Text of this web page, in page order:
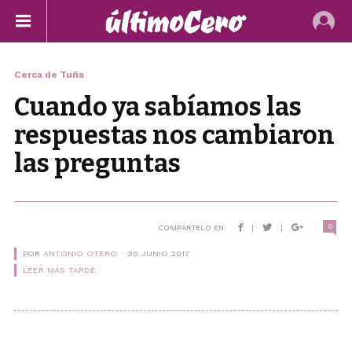
Cerca de Tuña
Cuando ya sabíamos las
respuestas nos cambiaron
las preguntas
COMPÁRTELO EN: | | 0
POR ANTONIO OTERO
30 JUNIO 2017
LEER MÁS TARDE